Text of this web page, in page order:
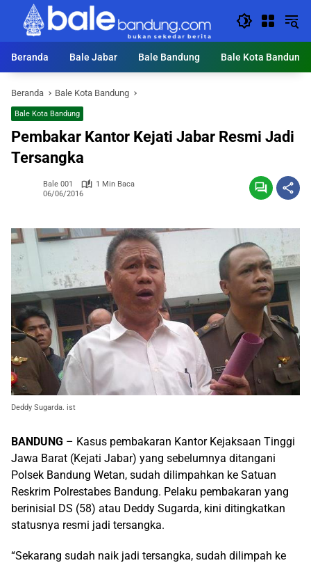
Langsung
konten
Beranda
Bale Jabar Bale Bandung Bale Kota Bandung
Beranda Bale Kota Bandung
Bale Kota Bandung
Pembakar Kantor Kejati Jabar Resmi Jadi
Tersangka
Bale 001
1 Min Baca
06/06/2016
Deddy Sugarda. ist
BANDUNG – Kasus pembakaran Kantor Kejaksaan Tinggi
Jawa Barat (Kejati Jabar) yang sebelumnya ditangani
Polsek Bandung Wetan, sudah dilimpahkan ke Satuan
Reskrim Polrestabes Bandung. Pelaku pembakaran yang
berinisial DS (58) atau Deddy Sugarda, kini ditingkatkan
statusnya resmi jadi tersangka.
“Sekarang sudah naik jadi tersangka, sudah dilimpah ke